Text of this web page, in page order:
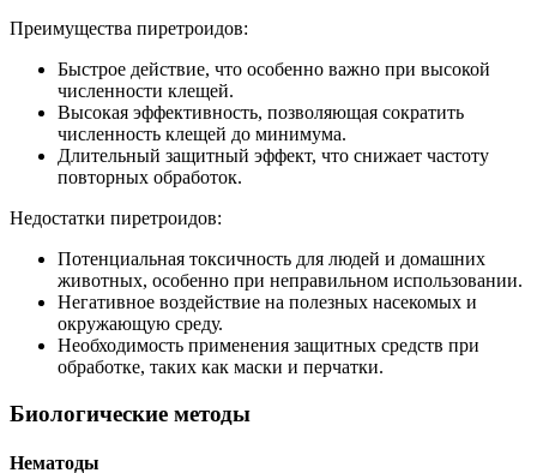
Преимущества пиретроидов:
Быстрое действие, что особенно важно при высокой
численности клещей.
Высокая эффективность, позволяющая сократить
численность клещей до минимума.
Длительный защитный эффект, что снижает частоту
повторных обработок.
Недостатки пиретроидов:
Потенциальная токсичность для людей и домашних
животных, особенно при неправильном использовании.
Негативное воздействие на полезных насекомых и
окружающую среду.
Необходимость применения защитных средств при
обработке, таких как маски и перчатки.
Биологические методы
Нематоды